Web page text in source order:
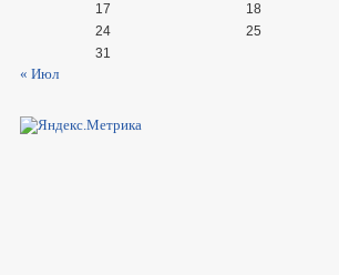
17
18
24
25
31
« Июл